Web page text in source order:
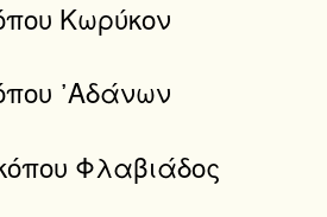
Κωρύκον
᾿Αδάνων
Φλαβιάδος